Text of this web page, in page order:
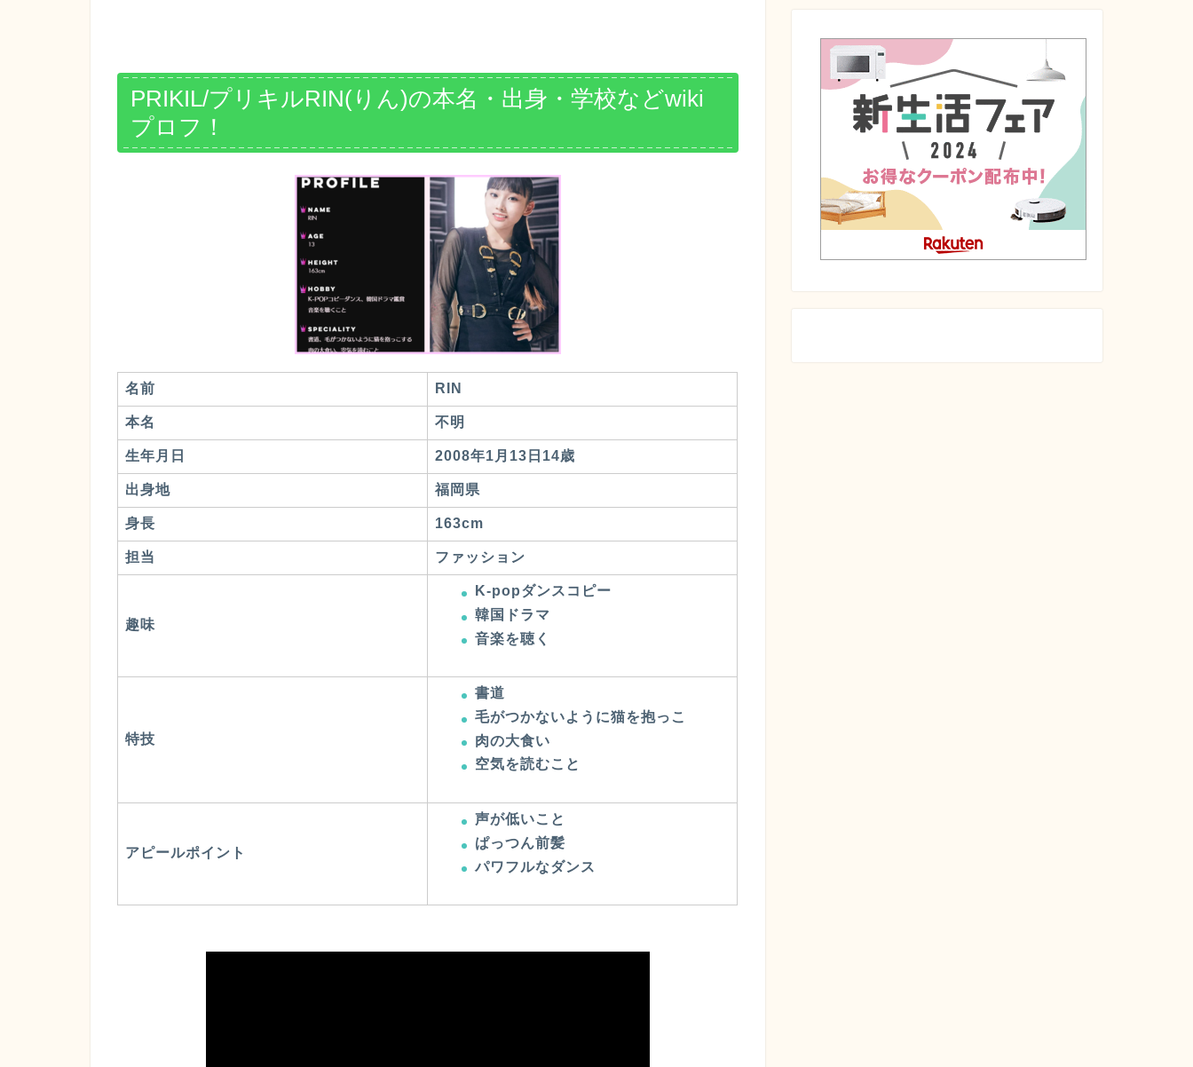
PRIKIL/プリキルRIN(りん)の本名・出身・学校などwiki
プロフ！
名前 RIN
本名 不明
生年月日 2008年1月13日14歳
出身地 福岡県
身長 163cm
担当 ファッション
趣味
K-popダンスコピー
韓国ドラマ
音楽を聴く
特技
書道
毛がつかないように猫を抱っこ
肉の大食い
空気を読むこと
アピールポイント
声が低いこと
ぱっつん前髪
パワフルなダンス